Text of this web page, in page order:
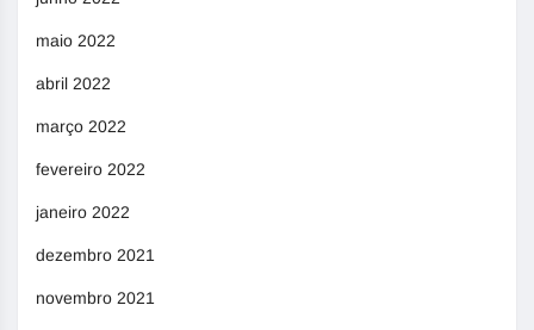
maio 2022
abril 2022
março 2022
fevereiro 2022
janeiro 2022
dezembro 2021
novembro 2021